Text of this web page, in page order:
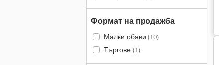
Формат на продажба
Малки обяви (10)
Търгове (1)